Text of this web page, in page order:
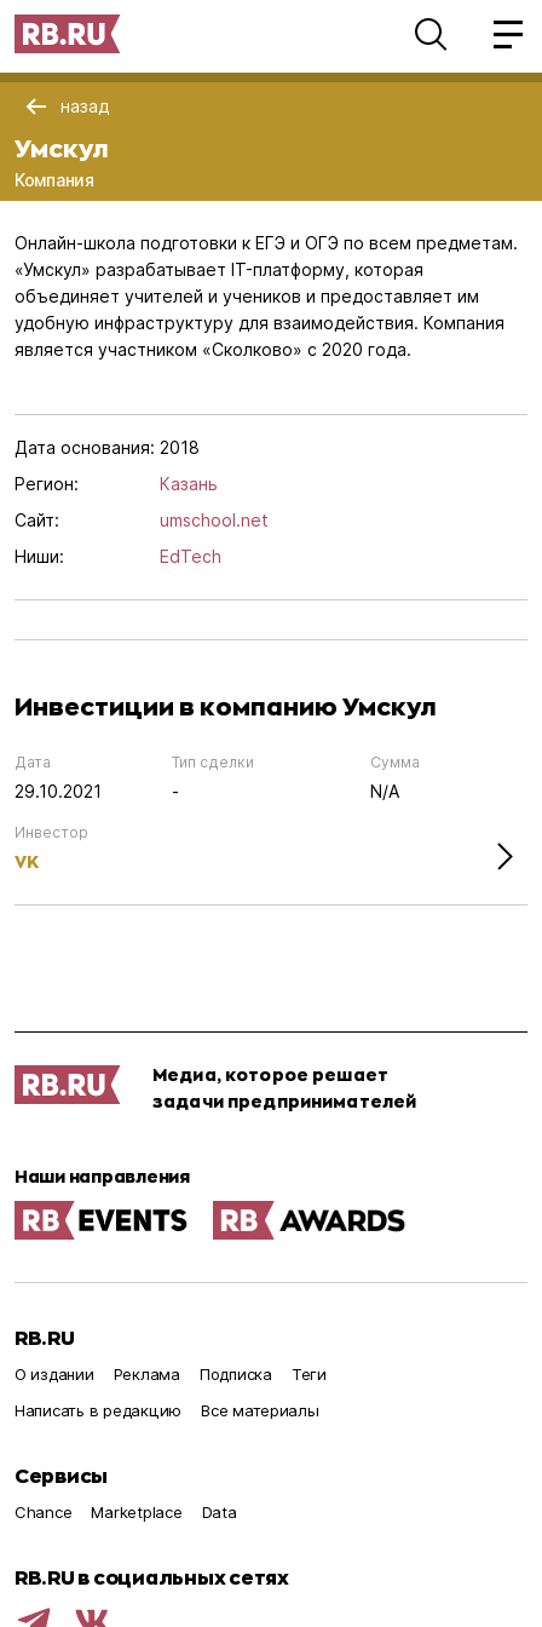
назад
Умскул
Компания
Онлайн-школа подготовки к ЕГЭ и ОГЭ по всем предметам.
«Умскул» разрабатывает IT-платформу, которая
объединяет учителей и учеников и предоставляет им
удобную инфраструктуру для взаимодействия. Компания
является участником «Сколково» с 2020 года.
Дата основания: 2018
Регион:
Казань
Сайт:
umschool.net
Ниши:
EdTech
Инвестиции в компанию Умскул
Дата
29.10.2021
Тип сделки
-
Сумма
N/A
Инвестор
VK
Медиа, которое решает
задачи предпринимателей
Наши направления
RB.RU
О издании Реклама Подписка
Теги
Написать в редакцию
Все материалы
Сервисы
Chance Marketplace Data
RB.RU в социальных сетях